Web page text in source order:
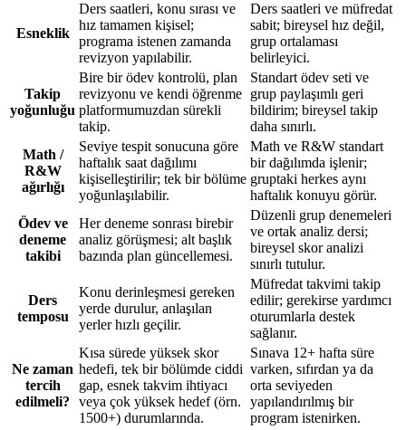
Esneklik
Ders saatleri, konu sırası ve
hız tamamen kişisel;
programa istenen zamanda
revizyon yapılabilir.
Ders saatleri ve müfredat
sabit; bireysel hız değil,
grup ortalaması
belirleyici.
Takip
yoğunluğu
Bire bir ödev kontrolü, plan
revizyonu ve kendi öğrenme
platformumuzdan sürekli
takip.
Standart ödev seti ve
grup paylaşımlı geri
bildirim; bireysel takip
daha sınırlı.
Math /
R&W
ağırlığı
Seviye tespit sonucuna göre
haftalık saat dağılımı
kişiselleştirilir; tek bir bölüme
yoğunlaşılabilir.
Math ve R&W standart
bir dağılımda işlenir;
gruptaki herkes aynı
haftalık konuyu görür.
Ödev ve
deneme
takibi
Her deneme sonrası birebir
analiz görüşmesi; alt başlık
bazında plan güncellemesi.
Düzenli grup denemeleri
ve ortak analiz dersi;
bireysel skor analizi
sınırlı tutulur.
Ders
temposu
Konu derinleşmesi gereken
yerde durulur, anlaşılan
yerler hızlı geçilir.
Müfredat takvimi takip
edilir; gerekirse yardımcı
oturumlarla destek
sağlanır.
Ne zaman
tercih
edilmeli?
Kısa sürede yüksek skor
hedefi, tek bir bölümde ciddi
gap, esnek takvim ihtiyacı
veya çok yüksek hedef (örn.
1500+) durumlarında.
Sınava 12+ hafta süre
varken, sıfırdan ya da
orta seviyeden
yapılandırılmış bir
program istenirken.